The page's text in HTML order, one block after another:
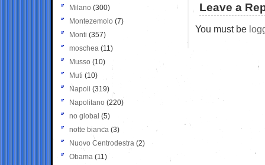
Leave a
You must be
Milano (300)
Montezemolo (7)
Monti (357)
moschea (11)
Musso (10)
Muti (10)
Napoli (319)
Napolitano (220)
no global (5)
notte bianca (3)
Nuovo Centrodestra (2)
Obama (11)